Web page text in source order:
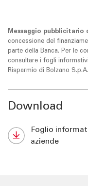
Messaggio
concessione del
parte della Banca. Per le
consultare i fogli
Risparmio di Bolzano
Download
Foglio
aziende